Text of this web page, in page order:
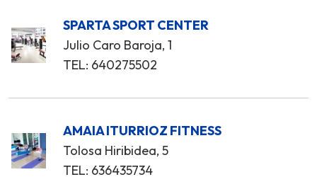
SPARTA SPORT CENTER
Julio Caro Baroja, 1
TEL: 640275502
AMAIA ITURRIOZ FITNESS
Tolosa Hiribidea, 5
TEL: 636435734